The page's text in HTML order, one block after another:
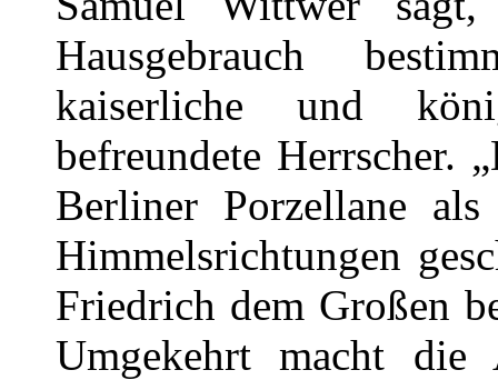
Hausgebrauch
kaiserliche und
befreundete Herrscher.
Berliner Porzellane
Himmelsrichtungen
Friedrich dem Großen
Umgekehrt macht die